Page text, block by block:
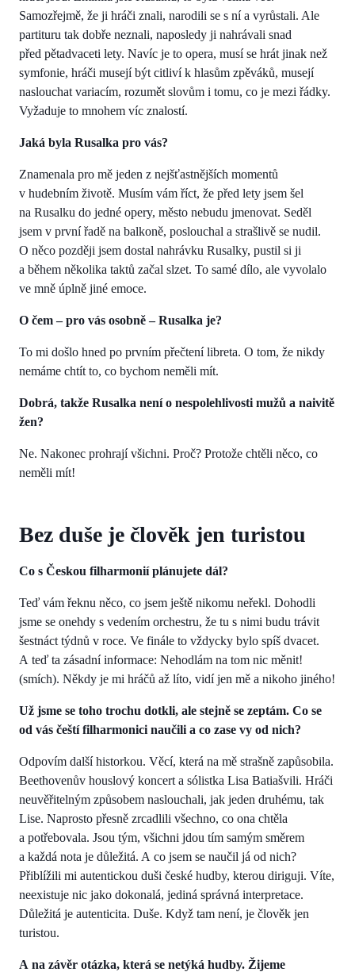
Samozřejmě, že ji hráči znali, narodili se s ní a vyrůstali. Ale
partituru tak dobře neznali, naposledy ji nahrávali snad
před pětadvaceti lety. Navíc je to opera, musí se hrát jinak než
symfonie, hráči musejí být citliví k hlasům zpěváků, musejí
naslouchat variacím, rozumět slovům i tomu, co je mezi řádky.
Vyžaduje to mnohem víc znalostí.
Jaká byla Rusalka pro vás?
Znamenala pro mě jeden z nejšťastnějších momentů
v hudebním životě. Musím vám říct, že před lety jsem šel
na Rusalku do jedné opery, město nebudu jmenovat. Seděl
jsem v první řadě na balkoně, poslouchal a strašlivě se nudil.
O něco později jsem dostal nahrávku Rusalky, pustil si ji
a během několika taktů začal slzet. To samé dílo, ale vyvolalo
ve mně úplně jiné emoce.
O čem – pro vás osobně – Rusalka je?
To mi došlo hned po prvním přečtení libreta. O tom, že nikdy
nemáme chtít to, co bychom neměli mít.
Dobrá, takže Rusalka není o nespolehlivosti mužů a naivitě
žen?
Ne. Nakonec prohrají všichni. Proč? Protože chtěli něco, co
neměli mít!
Bez duše je člověk jen turistou
Co s Českou filharmonií plánujete dál?
Teď vám řeknu něco, co jsem ještě nikomu neřekl. Dohodli
jsme se onehdy s vedením orchestru, že tu s nimi budu trávit
šestnáct týdnů v roce. Ve finále to vždycky bylo spíš dvacet.
A teď ta zásadní informace: Nehodlám na tom nic měnit!
(smích). Někdy je mi hráčů až líto, vidí jen mě a nikoho jiného!
Už jsme se toho trochu dotkli, ale stejně se zeptám. Co se
od vás čeští filharmonici naučili a co zase vy od nich?
Odpovím další historkou. Věcí, která na mě strašně zapůsobila.
Beethovenův houslový koncert a sólistka Lisa Batiašvili. Hráči
neuvěřitelným způsobem naslouchali, jak jeden druhému, tak
Lise. Naprosto přesně zrcadlili všechno, co ona chtěla
a potřebovala. Jsou tým, všichni jdou tím samým směrem
a každá nota je důležitá. A co jsem se naučil já od nich?
Přiblížili mi autentickou duši české hudby, kterou diriguji. Víte,
neexistuje nic jako dokonalá, jediná správná interpretace.
Důležitá je autenticita. Duše. Když tam není, je člověk jen
turistou.
A na závěr otázka, která se netýká hudby. Žijeme